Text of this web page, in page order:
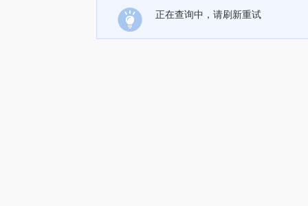
正在查询中，请刷新重试